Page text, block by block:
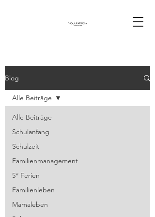
Blog
Alle Beiträge
Schulanfang
Schulzeit
Familienmanagement
5* Ferien
Familienleben
Mamaleben
Alle Beiträge